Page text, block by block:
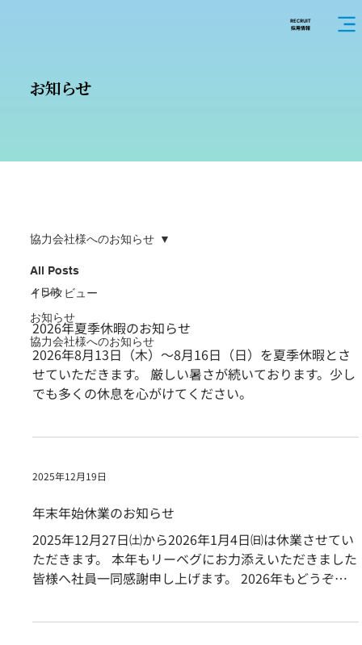
RECRUIT
採用情報
お知らせ
All Posts
インタビュー
お知らせ
協力会社様へのお知らせ
協力会社様へのお知らせ
4 日前
2026年夏季休暇のお知らせ
2026年8月13日（木）～8月16日（日）を夏季休暇とさ
せていただきます。 厳しい暑さが続いております。少し
でも多くの休息を心がけてください。
2025年12月19日
年末年始休業のお知らせ
2025年12月27日㈯から2026年1月4日㈰は休業させてい
ただきます。 本年もリーベグにお力添えいただきました
皆様へ社員一同感謝申し上げます。 2026年もどうぞよ